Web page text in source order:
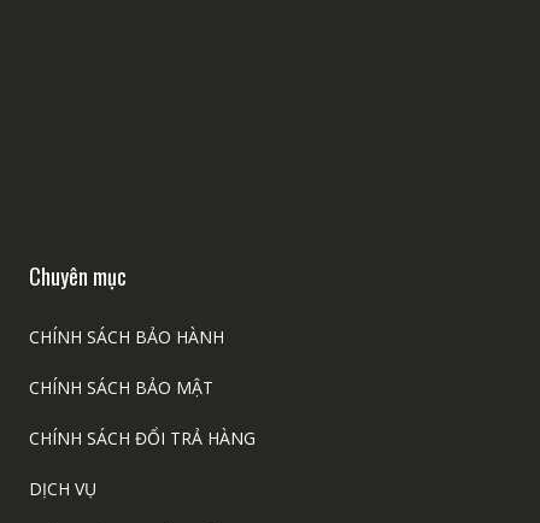
Chuyên mục
CHÍNH SÁCH BẢO HÀNH
CHÍNH SÁCH BẢO MẬT
CHÍNH SÁCH ĐỔI TRẢ HÀNG
DỊCH VỤ